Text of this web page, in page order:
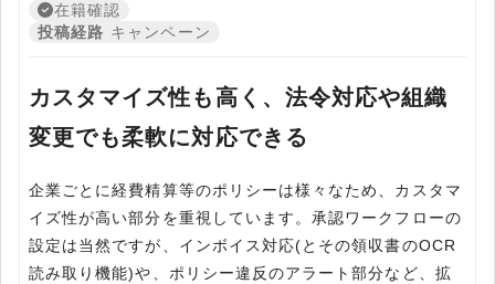
在籍確認
投稿経路 キャンペーン
カスタマイズ性も高く、法令対応や組織
変更でも柔軟に対応できる
企業ごとに経費精算等のポリシーは様々なため、カスタマ
イズ性が高い部分を重視しています。承認ワークフローの
設定は当然ですが、インボイス対応(とその領収書のOCR
読み取り機能)や、ポリシー違反のアラート部分など、拡